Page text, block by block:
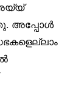
അപ്പോൾ